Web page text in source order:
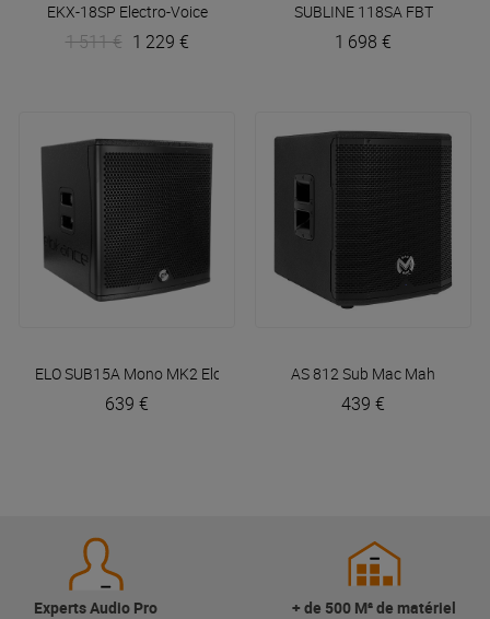
EKX-18SP Electro-Voice
1 511 € 1 229 €
SUBLINE 118SA FBT
1 698 €
ELO SUB15A Mono MK2 Elokance
639 €
AS 812 Sub Mac Mah
439 €
Experts Audio Pro + de 500 M² de matériel